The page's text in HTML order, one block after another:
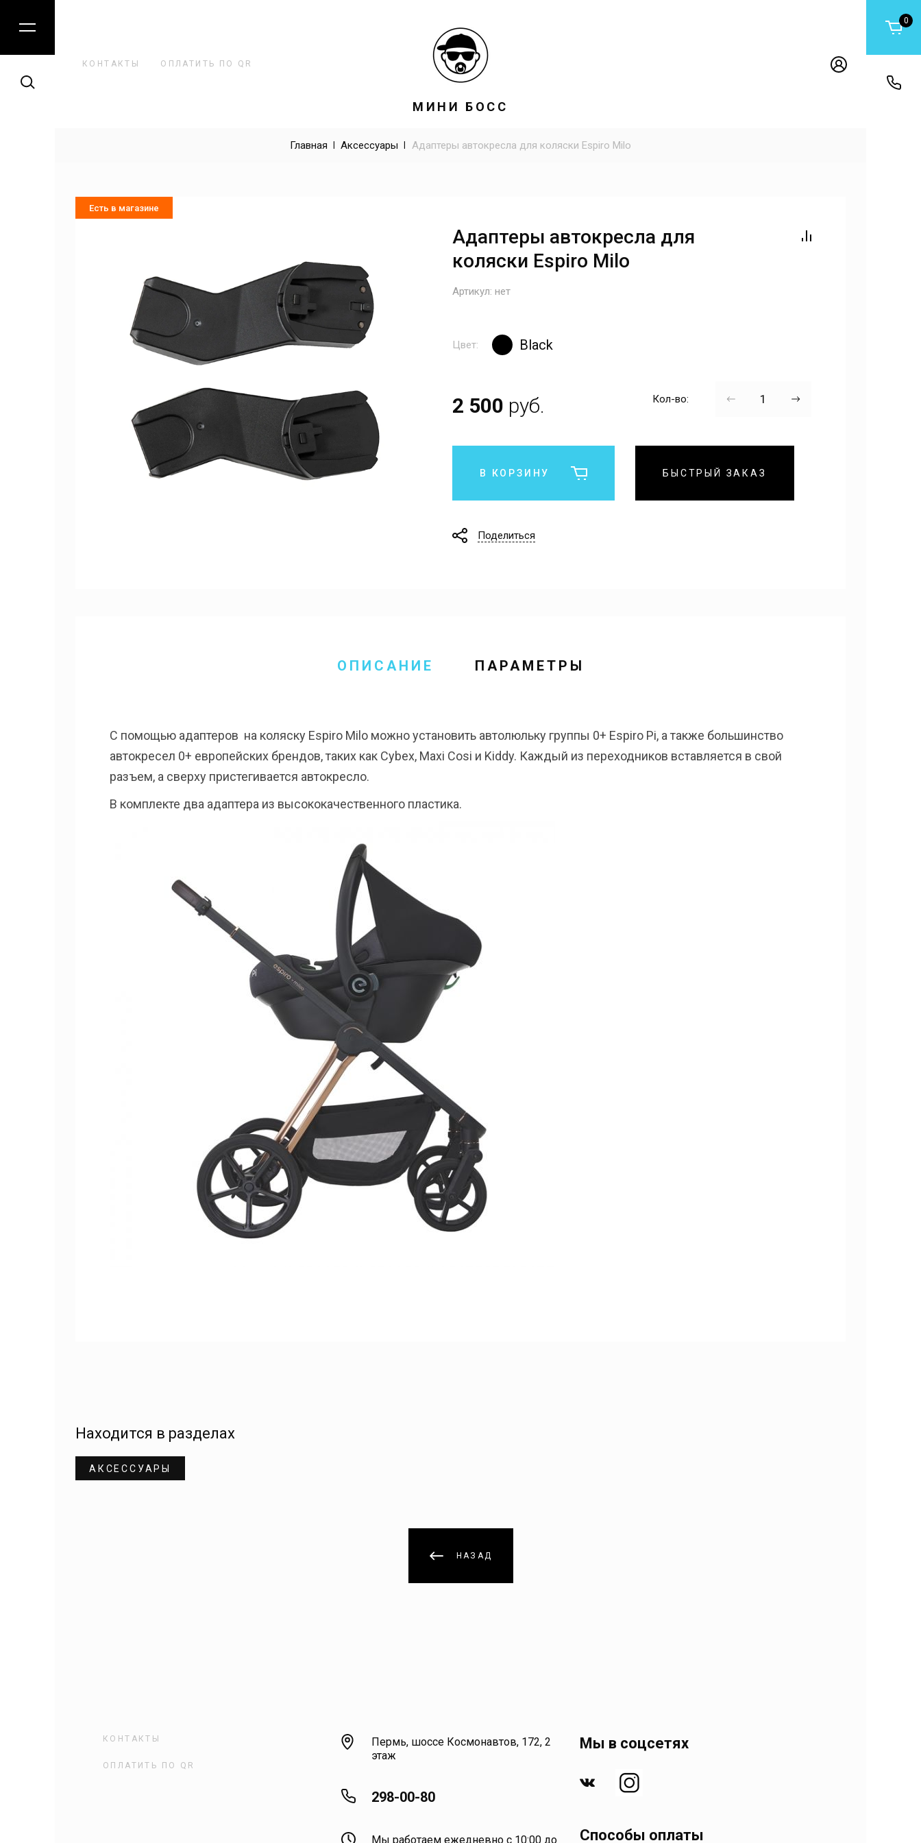
КАТАЛОГ
Летний транспорт
Детская комната
Конверты для новорожденных
0
КОНТАКТЫ ОПЛАТИТЬ ПО QR
МИНИ БОСС
Главная | Аксессуары | Адаптеры автокресла для коляски Espiro Milo
Есть в магазине
Адаптеры автокресла для
коляски Espiro Milo
Артикул: нет
Цвет: Black
2 500 руб. Кол-во:
В КОРЗИНУ БЫСТРЫЙ ЗАКАЗ
Поделиться
ОПИСАНИЕ ПАРАМЕТРЫ
С помощью адаптеров на коляску Espiro Milo можно установить автолюльку группы 0+ Espiro Pi, а также большинство
автокресел 0+ европейских брендов, таких как Cybex, Maxi Cosi и Kiddy. Каждый из переходников вставляется в свой
разъем, а сверху пристегивается автокресло.
В комплекте два адаптера из высококачественного пластика.
Находится в разделах
АКСЕССУАРЫ
НАЗАД
КОНТАКТЫ
ОПЛАТИТЬ ПО QR
Пермь, шоссе Космонавтов, 172, 2
этаж
298-00-80
Мы работаем ежедневно с 10:00 до
Мы в соцсетях
Способы оплаты